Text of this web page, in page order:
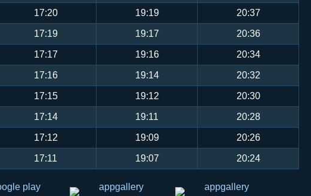
17:20 19:19 20:37
17:19 19:17 20:36
17:17 19:16 20:34
17:16 19:14 20:32
17:15 19:12 20:30
17:14 19:11 20:28
17:12 19:09 20:26
17:11 19:07 20:24